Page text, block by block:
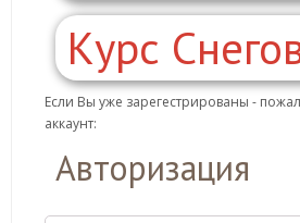
Курс
Если Вы уже зарегестрированы -
аккаунт:
Авторизация